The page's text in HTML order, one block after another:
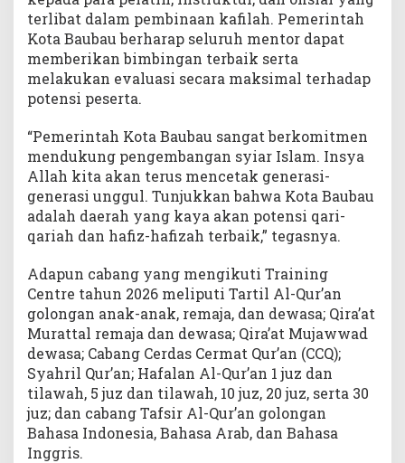
terlibat dalam pembinaan kafilah. Pemerintah
Kota Baubau berharap seluruh mentor dapat
memberikan bimbingan terbaik serta
melakukan evaluasi secara maksimal terhadap
potensi peserta.
“Pemerintah Kota Baubau sangat berkomitmen
mendukung pengembangan syiar Islam. Insya
Allah kita akan terus mencetak generasi-
generasi unggul. Tunjukkan bahwa Kota Baubau
adalah daerah yang kaya akan potensi qari-
qariah dan hafiz-hafizah terbaik,” tegasnya.
Adapun cabang yang mengikuti Training
Centre tahun 2026 meliputi Tartil Al-Qur’an
golongan anak-anak, remaja, dan dewasa; Qira’at
Murattal remaja dan dewasa; Qira’at Mujawwad
dewasa; Cabang Cerdas Cermat Qur’an (CCQ);
Syahril Qur’an; Hafalan Al-Qur’an 1 juz dan
tilawah, 5 juz dan tilawah, 10 juz, 20 juz, serta 30
juz; dan cabang Tafsir Al-Qur’an golongan
Bahasa Indonesia, Bahasa Arab, dan Bahasa
Inggris.